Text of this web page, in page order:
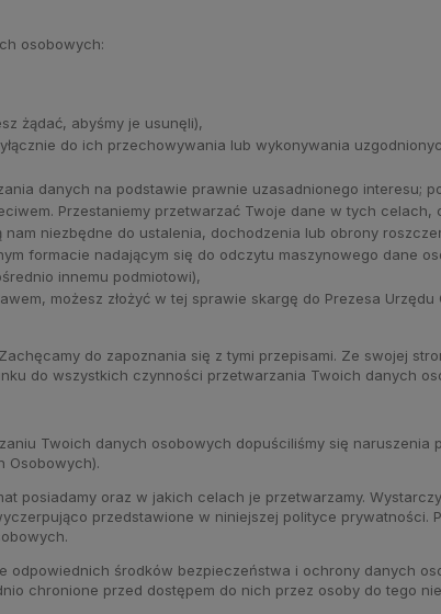
osobowych:
żądać, abyśmy je usunęli),
do ich przechowywania lub wykonywania
danych na podstawie prawnie uzasadnionego interesu;
Przestaniemy przetwarzać Twoje dane w tych celach,
niezbędne do ustalenia, dochodzenia lub obrony
formacie nadającym się do odczytu maszynowego dane
innemu podmiotowi),
możesz złożyć w tej sprawie skargę do Prezesa Urzędu
do zapoznania się z tymi przepisami. Ze swojej
do wszystkich czynności przetwarzania Twoich danych
Twoich danych osobowych dopuściliśmy się naruszenia
Osobowych).
posiadamy oraz w jakich celach je przetwarzamy.
przedstawione w niniejszej polityce prywatności.
środków bezpieczeństwa i ochrony danych
chronione przed dostępem do nich przez osoby do tego